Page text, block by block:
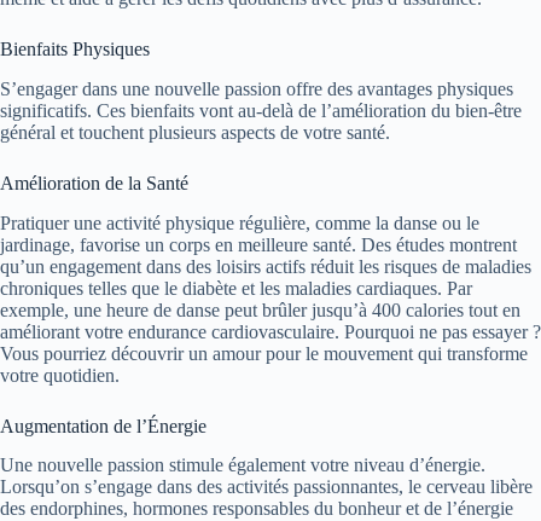
Bienfaits Physiques
S’engager dans une nouvelle passion offre des avantages physiques
significatifs. Ces bienfaits vont au-delà de l’amélioration du bien-être
général et touchent plusieurs aspects de votre santé.
Amélioration de la Santé
Pratiquer une activité physique régulière, comme la danse ou le
jardinage, favorise un corps en meilleure santé. Des études montrent
qu’un engagement dans des loisirs actifs réduit les risques de maladies
chroniques telles que le diabète et les maladies cardiaques. Par
exemple, une heure de danse peut brûler jusqu’à 400 calories tout en
améliorant votre endurance cardiovasculaire. Pourquoi ne pas essayer ?
Vous pourriez découvrir un amour pour le mouvement qui transforme
votre quotidien.
Augmentation de l’Énergie
Une nouvelle passion stimule également votre niveau d’énergie.
Lorsqu’on s’engage dans des activités passionnantes, le cerveau libère
des endorphines, hormones responsables du bonheur et de l’énergie